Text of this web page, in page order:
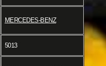
MERCEDES-BENZ
5013